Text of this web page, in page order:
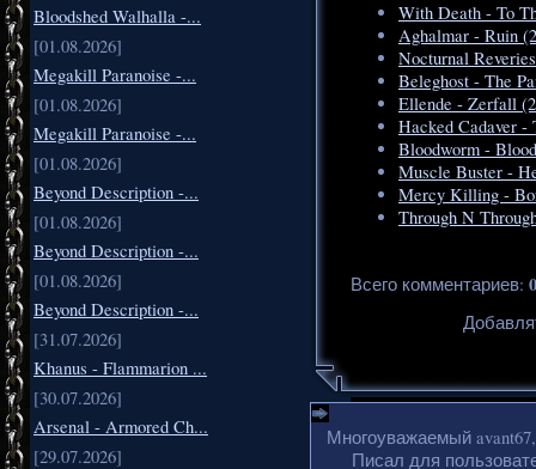
Bloodshed Walhalla -...
[01.08.2026]
Megakill Paranoise -...
[01.08.2026]
Megakill Paranoise -...
[01.08.2026]
Beyond Description -...
[01.08.2026]
Beyond Description -...
[01.08.2026]
Beyond Description -...
[31.07.2026]
Khanus - Flammarion ...
[30.07.2026]
Arsenal - Armored Ch...
[29.07.2026]
With Death - To
Aghalmar - Ruin
Nocturnal
Beleghost - The
Ellende - Zerfall
Hacked Cadaver
Bloodworm -
Muscle Buster -
Mercy Killing -
Through N
Всего комментариев: 0
Многоуважаемый
Писал для